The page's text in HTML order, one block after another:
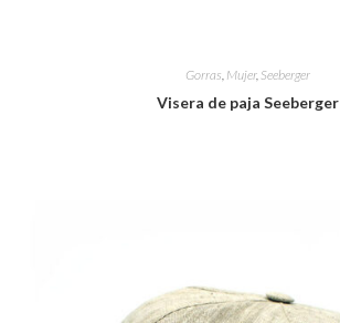
Gorras, Mujer, Seeberger
Visera de paja Seeberger